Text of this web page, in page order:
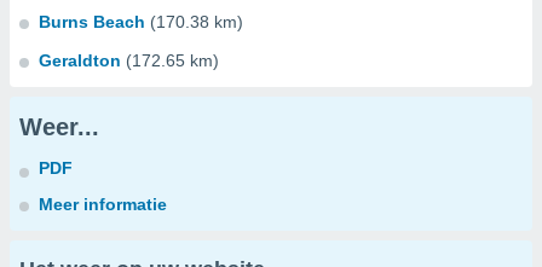
Burns Beach (170.38 km)
Geraldton (172.65 km)
Weer...
PDF
Meer informatie